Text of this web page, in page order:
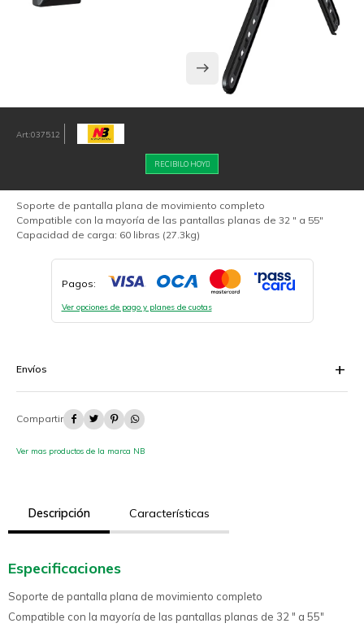
037512
RECIBILO HOY
Soporte de pantalla plana de movimiento completo
Compatible con la mayoría de las pantallas planas de 32 " a 55"
Capacidad de carga: 60 libras (27.3kg)
Pagos:
Ver opciones de pago y planes de cuotas
Envíos
   
Ver mas productos de la marca NB
Descripción Características
Especificaciones
Soporte de pantalla plana de movimiento completo
Compatible con la mayoría de las pantallas planas de 32 " a 55"